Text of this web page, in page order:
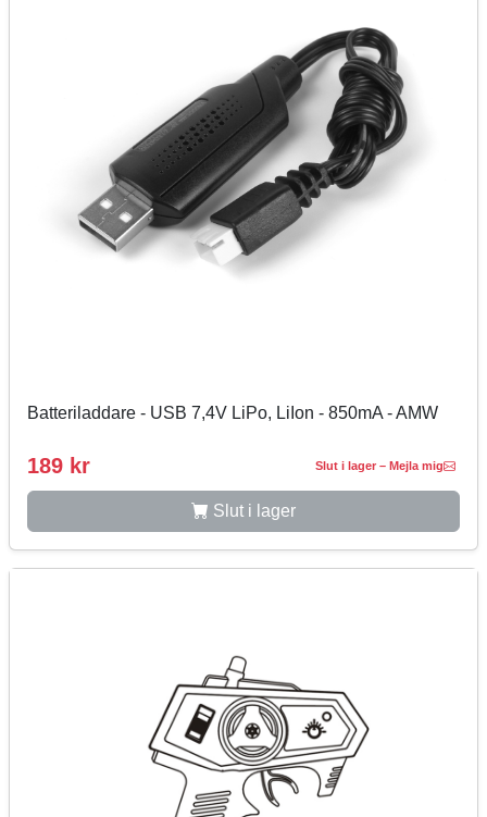
Batteriladdare - USB 7,4V LiPo, LiIon - 850mA - AMW
189 kr Slut i lager – Mejla mig
Slut i lager